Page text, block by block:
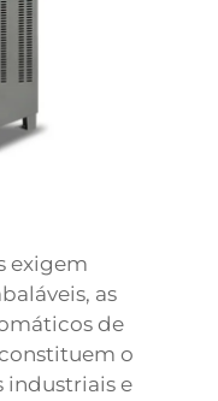
exigem
as
de
o
industriais e